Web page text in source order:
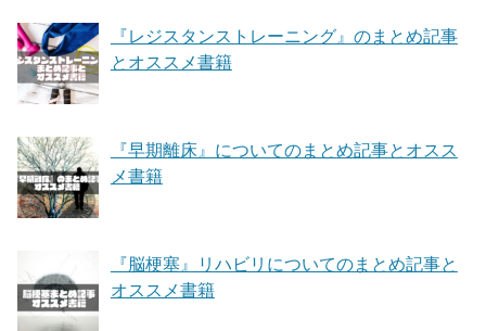
『レジスタンストレーニング』のまとめ記事
とオススメ書籍
『早期離床』についてのまとめ記事とオスス
メ書籍
『脳梗塞』リハビリについてのまとめ記事と
オススメ書籍